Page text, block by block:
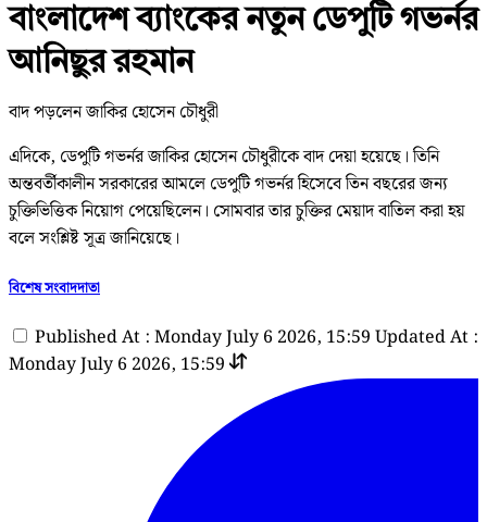
বাংলাদেশ ব্যাংকের নতুন ডেপুটি গভর্নর
আনিছুর রহমান
বাদ পড়লেন জাকির হোসেন চৌধুরী
এদিকে, ডেপুটি গভর্নর জাকির হোসেন চৌধুরীকে বাদ দেয়া হয়েছে। তিনি
অন্তবর্তীকালীন সরকারের আমলে ডেপুটি গভর্নর হিসেবে তিন বছরের জন্য
চুক্তিভিত্তিক নিয়োগ পেয়েছিলেন। সোমবার তার চুক্তির মেয়াদ বাতিল করা হয়
বলে সংশ্লিষ্ট সূত্র জানিয়েছে।
বিশেষ সংবাদদাতা
Published At : Monday July 6 2026, 15:59 Updated At :
Monday July 6 2026, 15:59